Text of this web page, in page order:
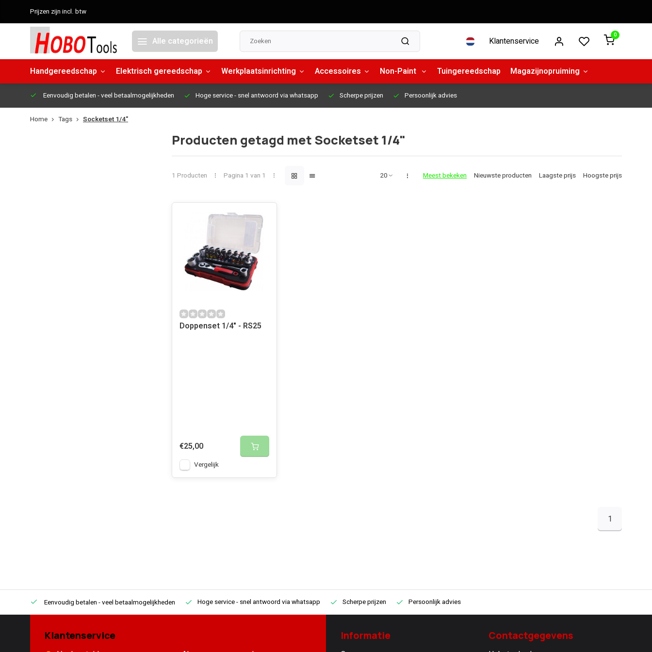
Prijzen zijn incl. btw
Alle categorieën Klantenservice
0
Handgereedschap Elektrisch gereedschap Werkplaatsinrichting Accessoires Non-Paint Tuingereedschap Magazijnopruiming
Eenvoudig betalen - veel betaalmogelijkheden Hoge service- snel antwoord via whatsapp Scherpe prijzen Persoonlijk advies
Home Tags Socketset 1/4"
Producten getagd met Socketset 1/4"
1 Producten Pagina 1 van 1 Meest bekeken Nieuwste producten Laagste prijs Hoogste prijs
Doppenset 1/4" - RS25
€25,00
Vergelijk
1
Eenvoudig betalen - veel betaalmogelijkheden Hoge service- snel antwoord via whatsapp Scherpe prijzen Persoonlijk advies
Klantenservice Informatie Contactgegevens